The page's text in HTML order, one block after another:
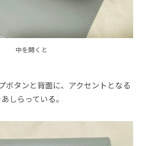
中を開くと
ボタンと背面に、アクセントとなる
しらっている。